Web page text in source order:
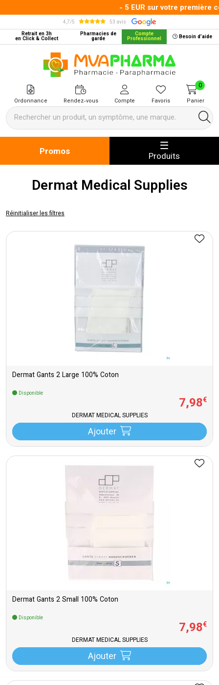
- 5 EUR sur votre première
4,7/5
53 avis
Retrait en 3h
en Click & Collect
Pharmacies de
garde
Compte
Professionnel Besoin d’aide
MVA Pharma Votre pharmacie
Ordonnance Rendez-vous Compte Favoris Panier
0
Promos Produits
Dermat Medical Supplies
Réinitialiser les filtres
Dermat Gants 2 Large 100% Coton
Disponible
7,98€
DERMAT MEDICAL SUPPLIES
Ajouter
Dermat Gants 2 Small 100% Coton
Disponible
7,98€
DERMAT MEDICAL SUPPLIES
Ajouter